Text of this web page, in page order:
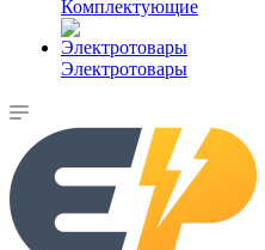
Комплектующие
Электротовары